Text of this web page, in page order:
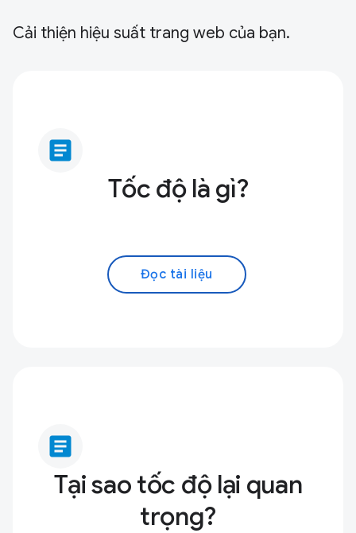
Cải thiện hiệu suất trang web của bạn.
article
Tốc độ là gì?
Đọc tài liệu
article
Tại sao tốc độ lại quan
trọng?